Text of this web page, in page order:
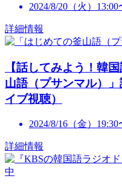
2024/8/20（火）13:00
詳細情報
【話してみよう！韓
山語（プサンマル）
イブ視聴）
2024/8/16（金）19:30
詳細情報
中